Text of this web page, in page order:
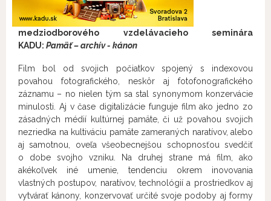
medziodborového vzdelávacieho seminára
KADU: Pamäť – archív - kánon
Film bol od svojich počiatkov spojený s indexovou
povahou fotografického, neskôr aj fotofonografického
záznamu – no nielen tým sa stal synonymom konzervácie
minulosti. Aj v čase digitalizácie funguje film ako jedno zo
zásadných médií kultúrnej pamäte, či už povahou svojich
nezriedka na kultiváciu pamäte zameraných naratívov, alebo
aj samotnou, oveľa všeobecnejšou schopnosťou svedčiť
o dobe svojho vzniku. Na druhej strane má film, ako
akékoľvek iné umenie, tendenciu okrem inovovania
vlastných postupov, naratívov, technológií a prostriedkov aj
vytvárať kánony, konzervovať určité svoje podoby aj formy